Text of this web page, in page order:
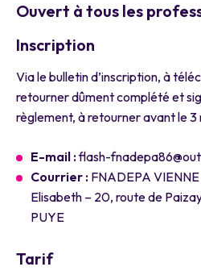
Ouvert à tous les
Inscription
Via le bulletin d’inscription, à
retourner dûment complété et
règlement, à retourner avant le 3
E-mail :flash-
Courrier : FNADEPA
Elisabeth – 20, route de
PUYE
Tarif